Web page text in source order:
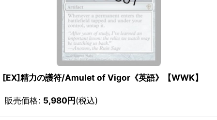
[EX]精力の護符/Amulet of Vigor《英語》【WWK】
販売価格: 5,980円(税込)